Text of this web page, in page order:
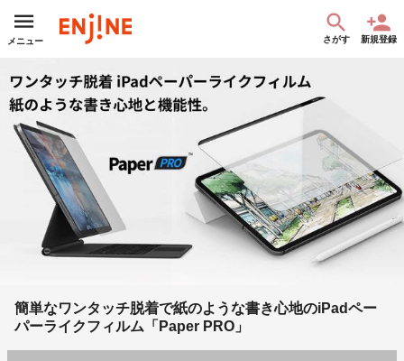
メニュー さがす 新規登録
簡単なワンタッチ脱着で紙のような書き心地のiPadペー
パーライクフィルム「Paper PRO」